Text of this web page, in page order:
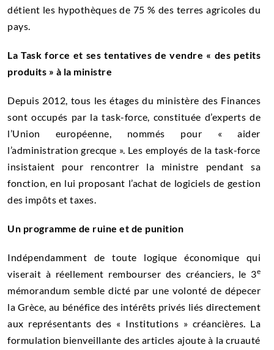
détient les hypothèques de 75 % des terres agricoles du
pays.
La Task force et ses tentatives de vendre « des petits
produits » à la ministre
Depuis 2012, tous les étages du ministère des Finances
sont occupés par la task-force, constituée d’experts de
l’Union européenne, nommés pour « aider
l’administration grecque ». Les employés de la task-force
insistaient pour rencontrer la ministre pendant sa
fonction, en lui proposant l’achat de logiciels de gestion
des impôts et taxes.
Un programme de ruine et de punition
Indépendamment de toute logique économique qui
viserait à réellement rembourser des créanciers, le 3e
mémorandum semble dicté par une volonté de dépecer
la Grèce, au bénéfice des intérêts privés liés directement
aux représentants des « Institutions » créancières. La
formulation bienveillante des articles ajoute à la cruauté